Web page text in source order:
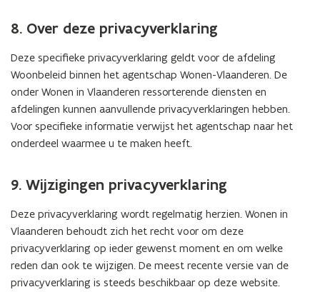
n
w
e
-
m
a
i
a
p
p
l
i
c
a
8. Over deze privacyverklaring
Deze specifieke privacyverklaring geldt voor de afdeling
Woonbeleid binnen het agentschap Wonen-Vlaanderen. De
onder Wonen in Vlaanderen ressorterende diensten en
afdelingen kunnen aanvullende privacyverklaringen hebben.
Voor specifieke informatie verwijst het agentschap naar het
onderdeel waarmee u te maken heeft.
9. Wijzigingen privacyverklaring
Deze privacyverklaring wordt regelmatig herzien. Wonen in
Vlaanderen behoudt zich het recht voor om deze
privacyverklaring op ieder gewenst moment en om welke
reden dan ook te wijzigen. De meest recente versie van de
privacyverklaring is steeds beschikbaar op deze website.